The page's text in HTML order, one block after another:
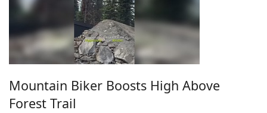
Mountain Biker Boosts High Above
Forest Trail